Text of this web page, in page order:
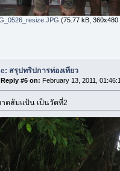
(75.77 kB,
สรุปทริปการท่องเที่ยว
Reply #6 on: February 13, 2011,
ดส้มแป้น เป็นวัดที่2